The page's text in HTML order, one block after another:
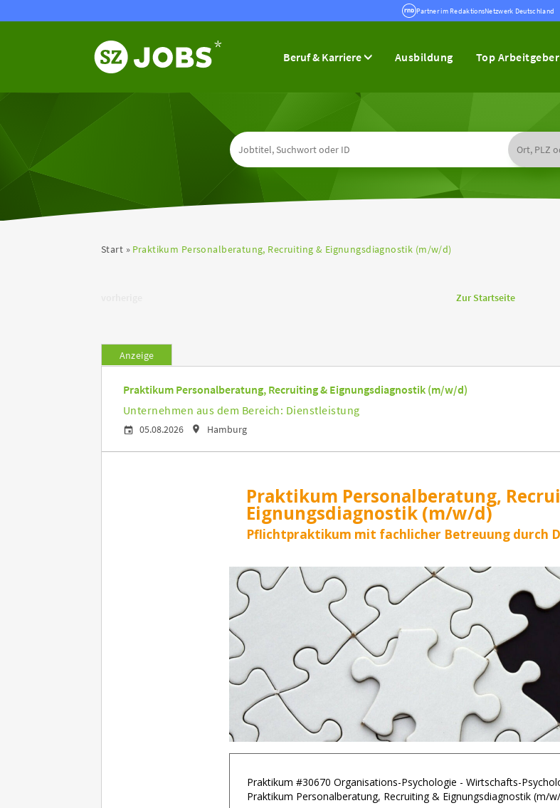
Partner im RedaktionsNetzwerk Deutschland
Beruf & Karriere Ausbildung Top Arbeitgeber
Start Praktikum Personalberatung, Recruiting & Eignungsdiagnostik (m/w/d)
Zur Startseite
Anzeige
Praktikum Personalberatung, Recruiting & Eignungsdiagnostik (m/w/d)
Unternehmen aus dem Bereich: Dienstleistung
05.08.2026 Hamburg